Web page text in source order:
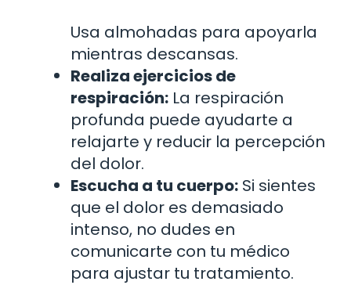
Usa almohadas para apoyarla
mientras descansas.
Realiza ejercicios de
respiración: La respiración
profunda puede ayudarte a
relajarte y reducir la percepción
del dolor.
Escucha a tu cuerpo: Si sientes
que el dolor es demasiado
intenso, no dudes en
comunicarte con tu médico
para ajustar tu tratamiento.